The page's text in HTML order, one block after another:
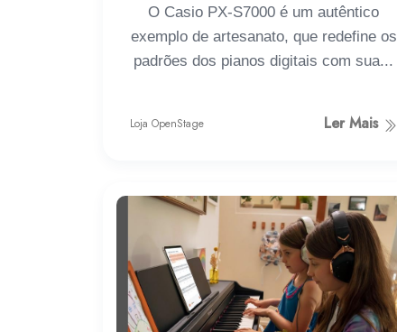
O Casio PX-S7000 é um autêntico
exemplo de artesanato, que redefine os
padrões dos pianos digitais com sua...
Loja OpenStage Ler Mais